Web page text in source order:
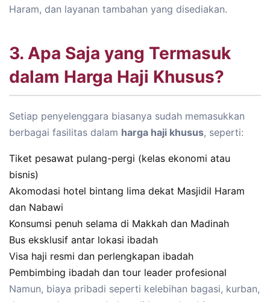
Haram, dan layanan tambahan yang disediakan.
3. Apa Saja yang Termasuk
dalam Harga Haji Khusus?
Setiap penyelenggara biasanya sudah memasukkan
berbagai fasilitas dalam harga haji khusus, seperti:
Tiket pesawat pulang-pergi (kelas ekonomi atau
bisnis)
Akomodasi hotel bintang lima dekat Masjidil Haram
dan Nabawi
Konsumsi penuh selama di Makkah dan Madinah
Bus eksklusif antar lokasi ibadah
Visa haji resmi dan perlengkapan ibadah
Pembimbing ibadah dan tour leader profesional
Namun, biaya pribadi seperti kelebihan bagasi, kurban,